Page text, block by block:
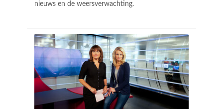
nieuws en de weersverwachting.